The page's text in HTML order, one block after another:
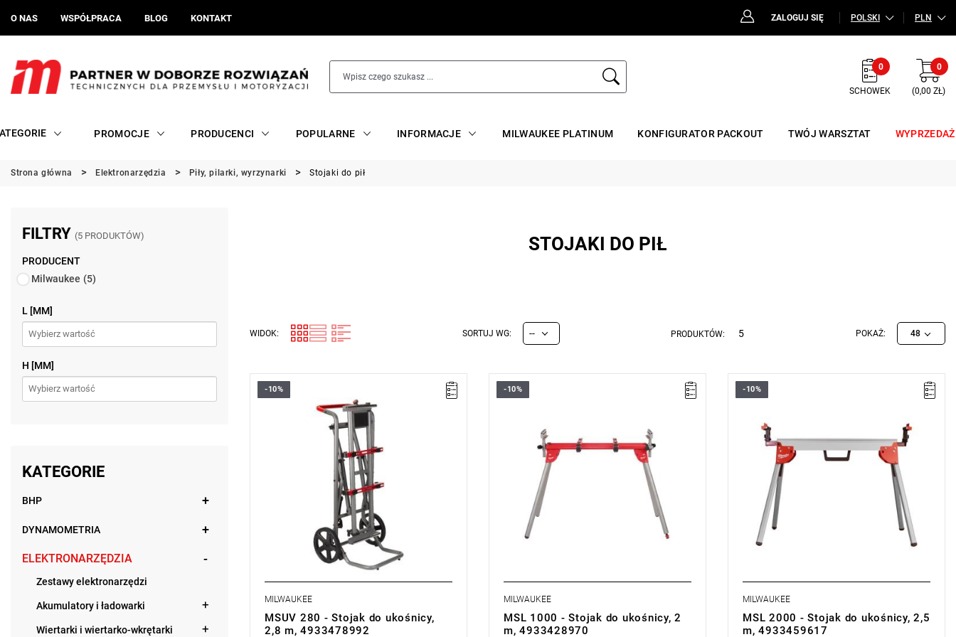
O NAS WSPÓŁPRACA BLOG KONTAKT ZALOGUJ SIĘ POLSKI PLN
0
SCHOWEK
0
(0,00 ZŁ)
PROMOCJE PRODUCENCI POPULARNE INFORMACJE MILWAUKEE PLATINUM KONFIGURATOR PACKOUT TWÓJ WARSZTAT WYPRZEDAŻ
Strona główna Elektronarzędzia Piły, pilarki, wyrzynarki Stojaki do pił
FILTRY (5 PRODUKTÓW)
PRODUCENT
Milwaukee (5)
L [MM]
H [MM]
KATEGORIE
BHP
DYNAMOMETRIA
ELEKTRONARZĘDZIA
Zestawy elektronarzędzi
Akumulatory i ładowarki
Wiertarki i wiertarko-wkrętarki
STOJAKI DO PIŁ
WIDOK: SORTUJ WG: -- PRODUKTÓW: 5 POKAŻ: 48
Bardzo wytrzymały stojak do ukośnicy z
maksymalnym obciążeniem do 136 kg.
-10%
MILWAUKEE
MSUV 280 - Stojak do ukośnicy,
2,8 m, 4933478992
• Waga: 17 kg
• Min. szerokość: 1065 mm
• Maks. szerokość: 2125 mm
• Zwinięty rozmiar: 1065 mm
-10%
MILWAUKEE
MSL 1000 - Stojak do ukośnicy, 2
m, 4933428970
• Waga: 14 kg
• Wysokość: 860 mm
• Min. szerokość: 1093 mm
• Maks. szerokość: 2542 mm
• Zwinięty rozmiar: 1093 mm
-10%
MILWAUKEE
MSL 2000 - Stojak do ukośnicy, 2,5
m, 4933459617